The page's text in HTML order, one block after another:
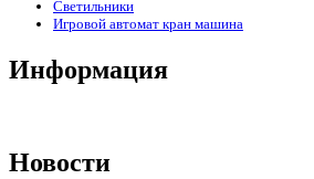
Светильники
Игровой автомат кран машина
Информация
Новости